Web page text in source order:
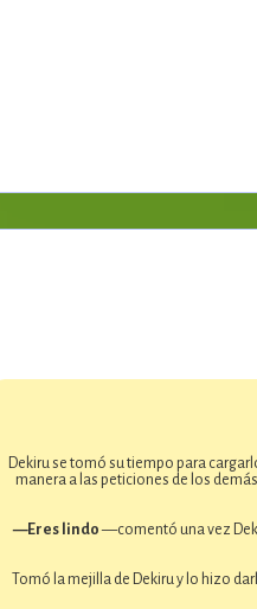
Dekiru se tomó su tiempo para
manera a las peticiones de los
—Eres lindo—comentó una vez
Tomó la mejilla de Dekiru y lo hizo